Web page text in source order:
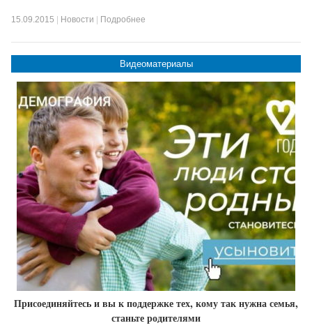
15.09.2015 Новости Подробнее
Видеоматериалы
Присоединяйтесь и вы к поддержке тех, кому так нужна семья,
станьте родителями